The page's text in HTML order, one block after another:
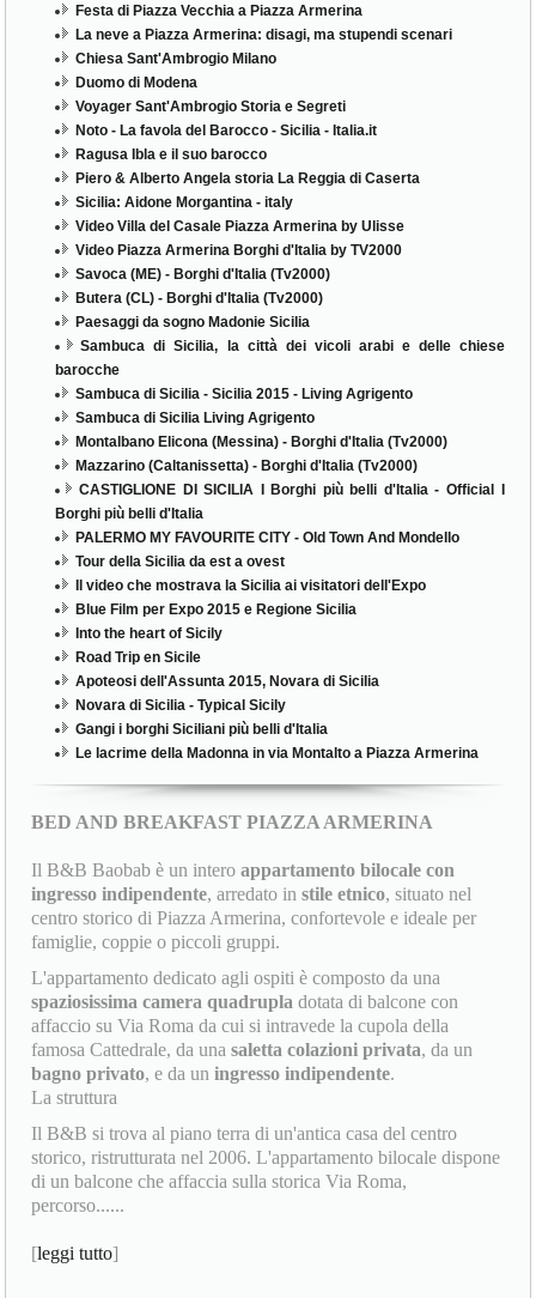
Festa di Piazza Vecchia a Piazza Armerina
La neve a Piazza Armerina: disagi, ma stupendi scenari
Chiesa Sant'Ambrogio Milano
Duomo di Modena
Voyager Sant'Ambrogio Storia e Segreti
Noto - La favola del Barocco - Sicilia - Italia.it
Ragusa Ibla e il suo barocco
Piero & Alberto Angela storia La Reggia di Caserta
Sicilia: Aidone Morgantina - italy
Video Villa del Casale Piazza Armerina by Ulisse
Video Piazza Armerina Borghi d'Italia by TV2000
Savoca (ME) - Borghi d'Italia (Tv2000)
Butera (CL) - Borghi d'Italia (Tv2000)
Paesaggi da sogno Madonie Sicilia
Sambuca di Sicilia, la città dei vicoli arabi e delle chiese
barocche
Sambuca di Sicilia - Sicilia 2015 - Living Agrigento
Sambuca di Sicilia Living Agrigento
Montalbano Elicona (Messina) - Borghi d'Italia (Tv2000)
Mazzarino (Caltanissetta) - Borghi d'Italia (Tv2000)
CASTIGLIONE DI SICILIA I Borghi più belli d'Italia - Official I
Borghi più belli d'Italia
PALERMO MY FAVOURITE CITY - Old Town And Mondello
Tour della Sicilia da est a ovest
Il video che mostrava la Sicilia ai visitatori dell'Expo
Blue Film per Expo 2015 e Regione Sicilia
Into the heart of Sicily
Road Trip en Sicile
Apoteosi dell'Assunta 2015, Novara di Sicilia
Novara di Sicilia - Typical Sicily
Gangi i borghi Siciliani più belli d'Italia
Le lacrime della Madonna in via Montalto a Piazza Armerina
BED AND BREAKFAST PIAZZA ARMERINA
Il B&B Baobab è un interoappartamento bilocale con
ingresso indipendente, arredato instile etnico, situato nel
centro storico di Piazza Armerina, confortevole e ideale per
famiglie, coppie o piccoli gruppi.
L'appartamento dedicato agli ospiti è composto da una
spaziosissima camera quadrupla dotata di balcone con
affaccio su Via Roma da cui si intravede la cupola della
famosa Cattedrale, da unasaletta colazioni privata, da un
bagno privato, e da uningresso indipendente.
La struttura
Il B&B si trova al piano terra di un'antica casa del centro
storico, ristrutturata nel 2006. L'appartamento bilocale dispone
di un balcone che affaccia sulla storica Via Roma,
percorso......
[leggi tutto]